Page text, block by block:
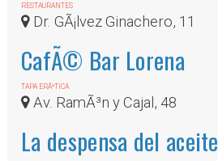
RESTAURANTES
Dr. GÃ¡lvez Ginachero, 11
CafÃ© Bar Lorena
TAPA ERÃ³TICA
Av. RamÃ³n y Cajal, 48
La despensa del aceite